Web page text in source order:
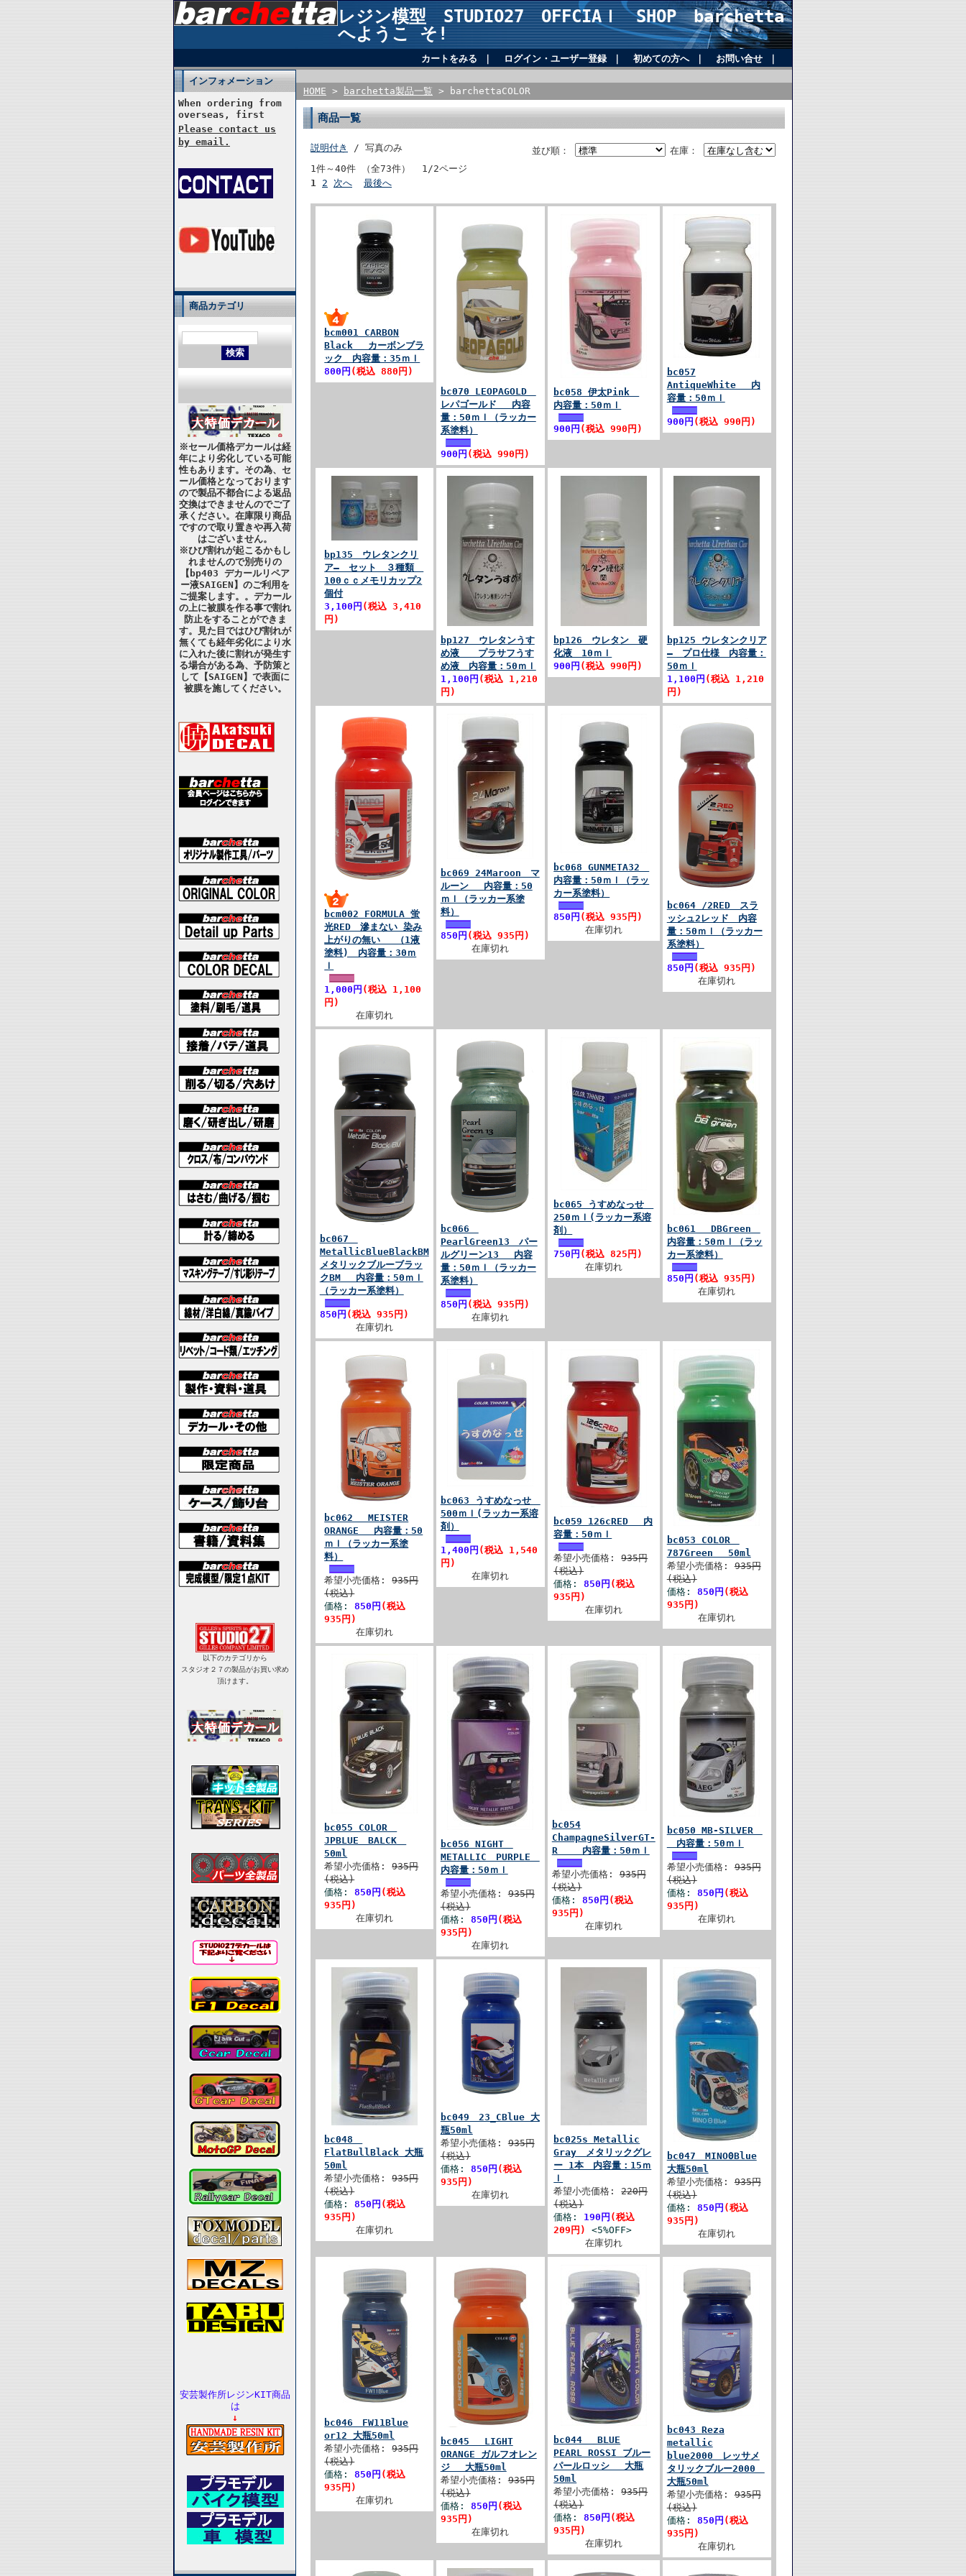
レジン模型 STUDIO27 OFFCIAｌ SHOP barchetta
へようこ そ!
カートをみる ログイン・ユーザー登録｜ 初めての方へ｜ お問い合せ
インフォメーション
When ordering from
overseas, first
Please contact us
by email.
商品カテゴリ
※セール価格デカールは経
年により劣化している可能
性もあります。その為、セ
ール価格となっております
ので製品不都合による返品
交換はできませんのでご了
承ください。在庫限り商品
ですので取り置きや再入荷
はございません。
※ひび割れが起こるかもし
れませんので別売りの
【bp403 デカールリペア
ー液SAIGEN】のご利用を
ご提案します。。デカール
の上に被膜を作る事で割れ
防止をすることができま
す。見た目ではひび割れが
無くても経年劣化により水
に入れた後に割れが発生す
る場合がある為、予防策と
して【SAIGEN】で表面に
被膜を施してください。
以下のカテゴリから
スタジオ２７の製品がお買い求め
頂けます。
安芸製作所レジンKIT商品
は
↓
HOME > barchetta製品一覧 > barchettaCOLOR
商品一覧
在庫：
並び順：
説明付き
/ 写真のみ
1件～40件 （全73件） 1/2ページ
1 2 次へ 最後へ
bcm001 CARBON
Black カーボンブラ
ック 内容量：35ｍｌ
800円 (税込 880円)
bc070 LEOPAGOLD
レパゴールド 内容
量：50ｍｌ（ラッカー
系塗料）
900円 (税込 990円)
bc058 伊太Pink
内容量：50ｍｌ
900円 (税込 990円)
bc057
AntiqueWhite 内
容量：50ｍｌ
900円 (税込 990円)
bp135 ウレタンクリ
ア― セット ３種類
100ｃｃメモリカップ2
個付
3,100円 (税込 3,410
円)
bp127 ウレタンうす
め液 プラサフうす
め液 内容量：50ｍｌ
1,100円 (税込 1,210
円)
bp126 ウレタン 硬
化液 10ｍｌ
900円 (税込 990円)
bp125 ウレタンクリア
― プロ仕様 内容量：
50ｍｌ
1,100円 (税込 1,210
円)
bcm002 FORMULA 蛍
光RED 滲まない 染み
上がりの無い （1液
塗料) 内容量：30ｍ
ｌ
1,000円 (税込 1,100
円)
在庫切れ
bc069 24Maroon マ
ルーン 内容量：50
ｍｌ（ラッカー系塗
料）
850円 (税込 935円)
在庫切れ
bc068 GUNMETA32
内容量：50ｍｌ（ラッ
カー系塗料）
850円 (税込 935円)
在庫切れ
bc064 /2RED スラ
ッシュ2レッド 内容
量：50ｍｌ（ラッカー
系塗料）
850円 (税込 935円)
在庫切れ
bc067
MetallicBlueBlackBM
メタリックブルーブラッ
クBM 内容量：50ｍｌ
（ラッカー系塗料）
850円 (税込 935円)
在庫切れ
bc066
PearlGreen13 パー
ルグリーン13 内容
量：50ｍｌ（ラッカー
系塗料）
850円 (税込 935円)
在庫切れ
bc065 うすめなっせ
250ｍｌ(ラッカー系溶
剤）
750円 (税込 825円)
在庫切れ
bc061 DBGreen
内容量：50ｍｌ（ラッ
カー系塗料）
850円 (税込 935円)
在庫切れ
bc062 MEISTER
ORANGE 内容量：50
ｍｌ（ラッカー系塗
料）
希望小売価格:935円
(税込)
価格:850円 (税込
935円)
在庫切れ
bc063 うすめなっせ
500ｍｌ(ラッカー系溶
剤）
1,400円 (税込 1,540
円)
在庫切れ
bc059 126cRED 内
容量：50ｍｌ
希望小売価格:935円
(税込)
価格:850円 (税込
935円)
在庫切れ
bc053 COLOR
787Green 50ml
希望小売価格:935円
(税込)
価格: 850円 (税込
935円)
在庫切れ
bc055 COLOR
JPBLUE BALCK
50ml
希望小売価格:935円
(税込)
価格:850円 (税込
935円)
在庫切れ
bc056 NIGHT
METALLIC PURPLE
内容量：50ｍｌ
希望小売価格:935円
(税込)
価格: 850円 (税込
935円)
在庫切れ
bc054
ChampagneSilverGT-
R 内容量：50ｍｌ
希望小売価格:935円
(税込)
価格: 850円 (税込
935円)
在庫切れ
bc050 MB-SILVER
内容量：50ｍｌ
希望小売価格:935円
(税込)
価格: 850円 (税込
935円)
在庫切れ
bc048
FlatBullBlack 大瓶
50ml
希望小売価格:935円
(税込)
価格:850円 (税込
935円)
在庫切れ
bc049 23_CBlue 大
瓶50ml
希望小売価格:935円
(税込)
価格: 850円 (税込
935円)
在庫切れ
bc025s Metallic
Gray メタリックグレ
ー 1本 内容量：15ｍ
ｌ
希望小売価格:220円
(税込)
価格: 190円 (税込
209円)
<5%OFF>
在庫切れ
bc047 MINOΘBlue
大瓶50ml
希望小売価格:935円
(税込)
価格: 850円 (税込
935円)
在庫切れ
bc046 FW11Blue
or12 大瓶50ml
希望小売価格:935円
(税込)
価格:850円 (税込
935円)
在庫切れ
bc045 LIGHT
ORANGE ガルフオレン
ジ 大瓶50ml
希望小売価格:935円
(税込)
価格: 850円 (税込
935円)
在庫切れ
bc044 BLUE
PEARL ROSSI ブルー
パールロッシ 大瓶
50ml
希望小売価格:935円
(税込)
価格:850円 (税込
935円)
在庫切れ
bc043 Reza
metallic
blue2000 レッサメ
タリックブルー2000
大瓶50ml
希望小売価格:935円
(税込)
価格: 850円 (税込
935円)
在庫切れ